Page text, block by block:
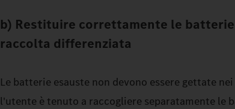
b) Restituire correttamente le
raccolta differenziata
Le batterie esauste non devono essere gettate
l'utente è tenuto a raccogliere separatamente le